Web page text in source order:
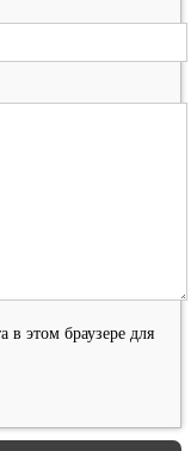
в этом браузере для